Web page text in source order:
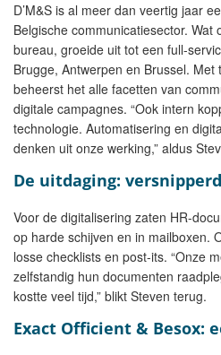
D’M&S is al meer dan veertig jaar
Belgische communicatiesector. Wat
bureau, groeide uit tot een full-
Brugge, Antwerpen en Brussel.
beheerst het alle facetten van
digitale campagnes. “Ook intern
technologie. Automatisering en
denken uit onze werking,” aldus
De uitdaging:
Voor de digitalisering zaten HR-
op harde schijven en in mailboxen.
losse checklists en post-its. “Onze
zelfstandig hun documenten
kostte veel tijd,” blikt Steven terug.
Exact Officient & Besox: